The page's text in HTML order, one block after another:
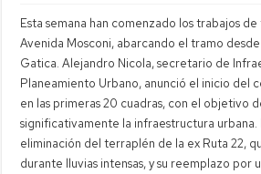
Esta semana han comenzado los trabajos
Avenida Mosconi, abarcando el tramo
Gatica. Alejandro Nicola, secretario de
Planeamiento Urbano, anunció el inicio del
en las primeras 20 cuadras, con el objetivo
significativamente la infraestructura
eliminación del terraplén de la ex Ruta 22,
durante lluvias intensas, y su reemplazo por